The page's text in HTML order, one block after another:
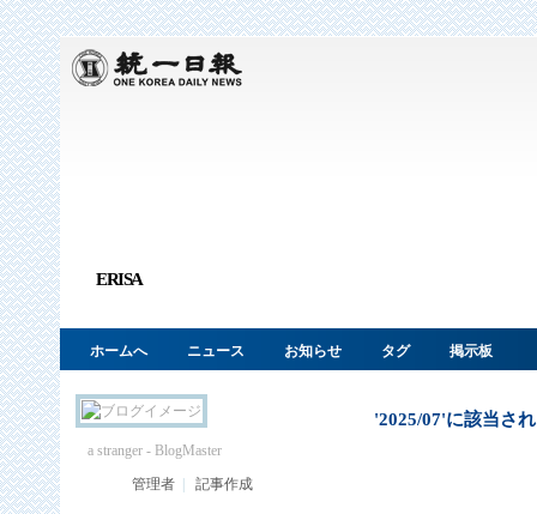
ERISA
ホームへ ニュース お知らせ タグ 掲示板
'2025/07'に該当さ
a stranger - BlogMaster
管理者| 記事作成